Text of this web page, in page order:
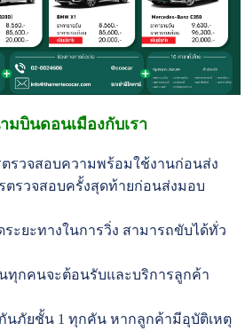
มบินดอนเมืองกับเรา
ตรวจสอบความพร้อมใช้งานก่อนส่ง
ตรวจสอบครั้งสุดท้ายก่อนส่งมอบ
ระยะทางในการวิ่ง สามารถขับได้ทั่ว
นทุกคนจะต้อนรับและบริการลูกค้า
นภัยชั้น 1 ทุกคัน หากลูกค้ามีอุบัติเหตุ